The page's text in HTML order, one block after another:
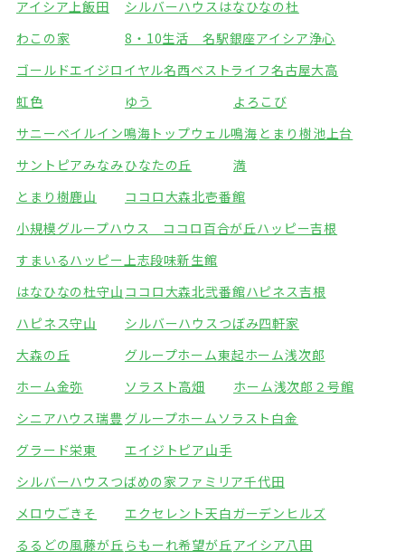
アイシア上飯田
シルバーハウスはなひなの杜
わこの家
8・10生活 名駅銀座アイシア浄心
ゴールドエイジロイヤル名西ベストライフ名古屋大高
虹色
ゆう
よろこび
サニーベイルイン鳴海 トップウェル鳴海 とまり樹池上台
サントピアみなみひなたの丘
満
とまり樹鹿山
ココロ大森北壱番館
小規模グループハウス ココロ百合が丘ハッピー吉根
すまいるハッピー上志段味新生館
はなひなの杜守山 ココロ大森北弐番館ハピネス吉根
ハピネス守山
シルバーハウスつぼみ四軒家
大森の丘
グループホーム東起ホーム浅次郎
ホーム金弥
ソラスト高畑
ホーム浅次郎２号館
シニアハウス瑞豊 グループホームソラスト白金
グラード栄東
エイジトピア山手
シルバーハウスつばめの家ファミリア千代田
メロウごきそ
エクセレント天白ガーデンヒルズ
るるどの風藤が丘 らもーれ希望が丘アイシア八田